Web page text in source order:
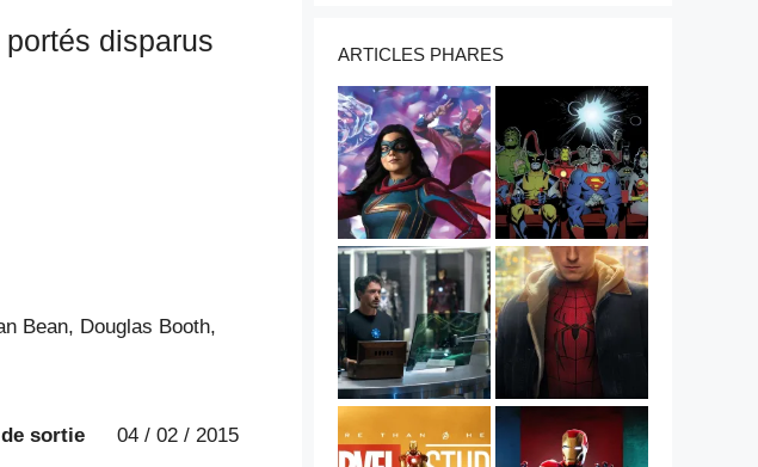
disparus
Bean, Douglas Booth,
de sortie 04 / 02 / 2015
ARTICLES PHARES